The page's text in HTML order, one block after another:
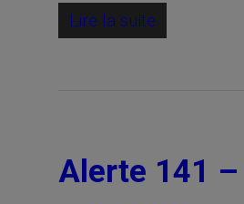
Lire la suite
Alerte 141 –